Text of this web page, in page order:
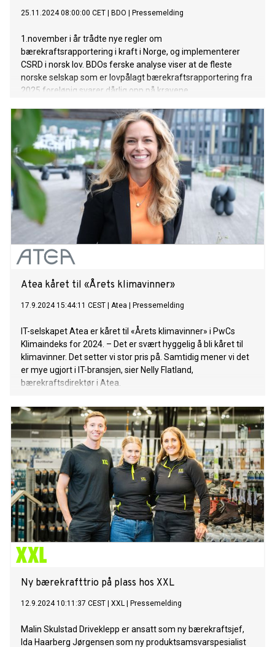
25.11.2024 08:00:00 CET BDO Pressemelding
1.november i år trådte nye regler om
bærekraftsrapportering i kraft i Norge, og implementerer
CSRD i norsk lov. BDOs ferske analyse viser at de fleste
norske selskap som er lovpålagt bærekraftsrapportering fra
2025 foreløpig svarer dårlig opp på kravene.
Atea kåret til «Årets klimavinner»
17.9.2024 15:44:11 CEST Atea Pressemelding
IT-selskapet Atea er kåret til «Årets klimavinner» i PwCs
Klimaindeks for 2024. – Det er svært hyggelig å bli kåret til
klimavinner. Det setter vi stor pris på. Samtidig mener vi det
er mye ugjort i IT-bransjen, sier Nelly Flatland,
bærekraftsdirektør i Atea.
Ny bærekrafttrio på plass hos XXL
12.9.2024 10:11:37 CEST XXL Pressemelding
Malin Skulstad Driveklepp er ansatt som ny bærekraftsjef,
Ida Haarberg Jørgensen som ny produktsamsvarspesialist